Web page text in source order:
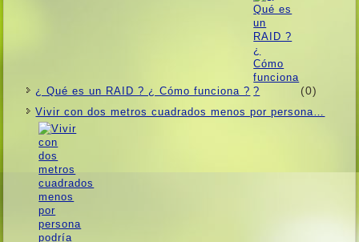
¿ Qué es un RAID ? ¿ Cómo funciona ? (0)
Vivir con dos metros cuadrados menos por persona…